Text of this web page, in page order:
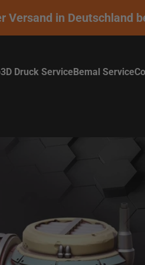
in Deutschland
3D Druck Service Bemal Service